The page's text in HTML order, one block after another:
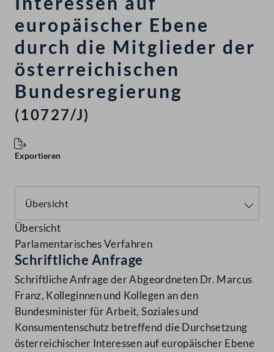
europäischer Ebene
durch die Mitglieder der
österreichischen
Bundesregierung
(10727/J)
Exportieren
Übersicht
Parlamentarisches Verfahren
Schriftliche Anfrage
Schriftliche Anfrage der Abgeordneten Dr. Marcus
Franz, Kolleginnen und Kollegen an den
Bundesminister für Arbeit, Soziales und
Konsumentenschutz betreffend die Durchsetzung
österreichischer Interessen auf europäischer Ebene